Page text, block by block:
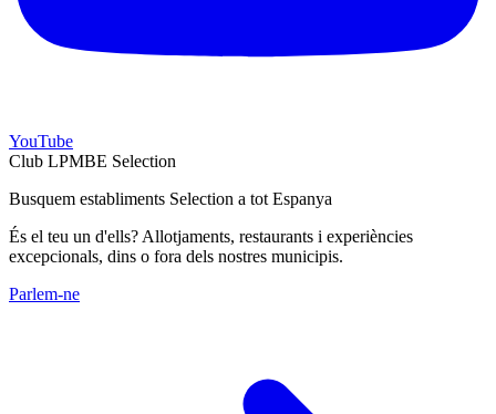
YouTube
Club LPMBE Selection
Busquem establiments Selection a tot Espanya
És el teu un d'ells? Allotjaments, restaurants i experiències
excepcionals, dins o fora dels nostres municipis.
Parlem-ne